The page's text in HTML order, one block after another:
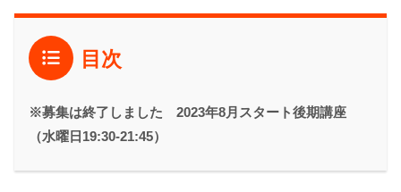
目次
※募集は終了しました 2023年8月スタート後期講座
（水曜日19:30-21:45）